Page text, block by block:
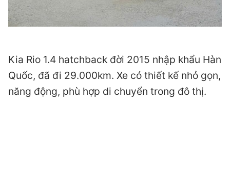
Kia Rio 1.4 hatchback đời 2015 nhập khẩu Hàn
Quốc, đã đi 29.000km. Xe có thiết kế nhỏ gọn,
năng động, phù hợp di chuyển trong đô thị.